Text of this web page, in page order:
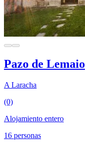
Pazo de Lemaio
A Laracha
(0)
Alojamiento entero
16 personas